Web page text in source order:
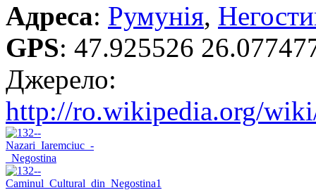
Адреса: Румунія,
GPS: 47.925526
Джерело:
http://ro.wikipedia.org/